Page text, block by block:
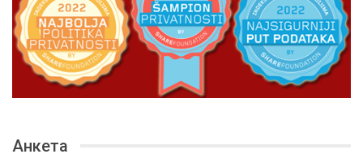
Анкета